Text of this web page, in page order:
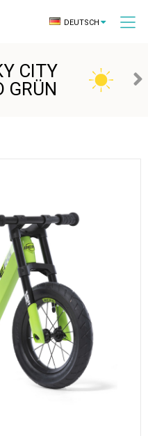
DEUTSCH
CITY
GRÜN